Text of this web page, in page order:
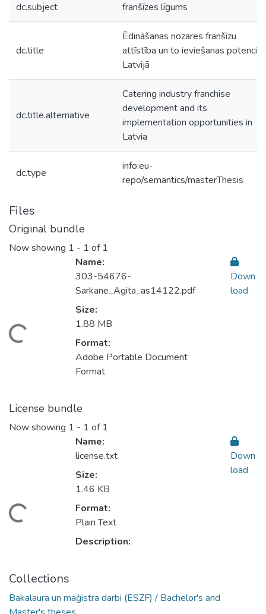
dc.subject franšīzes līgums
dc.title
Ēdināšanas nozares franšīzu
attīstība un to ieviešanas
Latvijā
dc.title.alternative
Catering industry franchise
development and its
implementation opportunities in
Latvia
dc.type
info:eu-
repo/semantics/masterThesis
Files
Original bundle
Now showing 1 - 1 of 1
Loading...
Name:
303-54676-
Sarkane_Agita_as14122.pdf
Size:
1.88 MB
Format:
Adobe Portable Document
Format
Down
load
License bundle
Now showing 1 - 1 of 1
Loading...
Name:
license.txt
Size:
1.46 KB
Format:
Plain Text
Description:
Down
load
Collections
Bakalaura un maģistra darbi (ESZF) / Bachelor's and